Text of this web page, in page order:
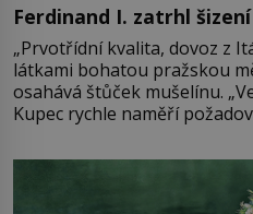
Ferdinand I. zatrhl
„Prvotřídní kvalita, dovoz z
látkami bohatou pražskou
osahává štůček mušelínu.
Kupec rychle naměří
milostpaní. Stačí jenom na
množství růžového mušelínu.
Vezme do ruky dřevěnou